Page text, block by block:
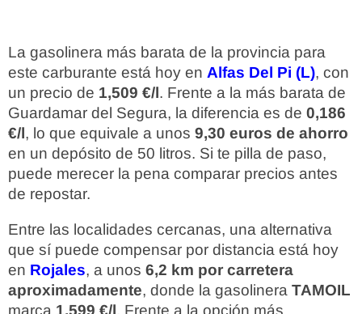
La gasolinera más barata de la provincia para
este carburante está hoy en Alfas Del Pi (L), con
un precio de 1,509 €/l. Frente a la más barata de
Guardamar del Segura, la diferencia es de 0,186
€/l, lo que equivale a unos 9,30 euros de ahorro
en un depósito de 50 litros. Si te pilla de paso,
puede merecer la pena comparar precios antes
de repostar.
Entre las localidades cercanas, una alternativa
que sí puede compensar por distancia está hoy
en Rojales, a unos 6,2 km por carretera
aproximadamente, donde la gasolinera TAMOIL
marca 1,599 €/l. Frente a la opción más